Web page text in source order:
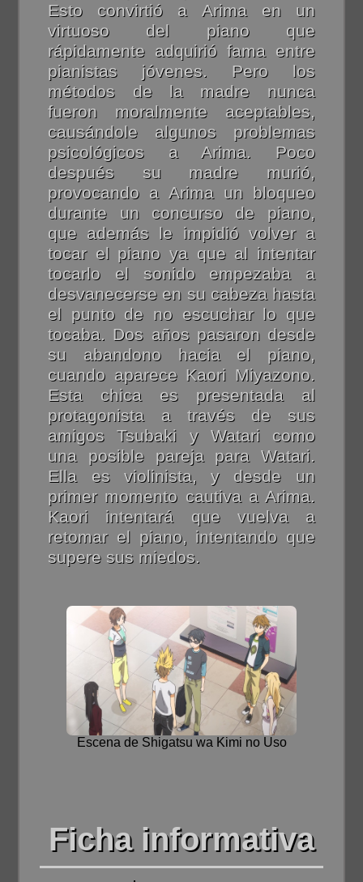
Esto convirtió a Arima en un
virtuoso del piano que
rápidamente adquirió fama entre
pianistas jóvenes. Pero los
métodos de la madre nunca
fueron moralmente aceptables,
causándole algunos problemas
psicológicos a Arima. Poco
después su madre murió,
provocando a Arima un bloqueo
durante un concurso de piano,
que además le impidió volver a
tocar el piano ya que al intentar
tocarlo el sonido empezaba a
desvanecerse en su cabeza hasta
el punto de no escuchar lo que
tocaba. Dos años pasaron desde
su abandono hacia el piano,
cuando aparece Kaori Miyazono.
Esta chica es presentada al
protagonista a través de sus
amigos Tsubaki y Watari como
una posible pareja para Watari.
Ella es violinista, y desde un
primer momento cautiva a Arima.
Kaori intentará que vuelva a
retomar el piano, intentando que
supere sus miedos.
Escena de Shigatsu wa Kimi no Uso
Ficha informativa